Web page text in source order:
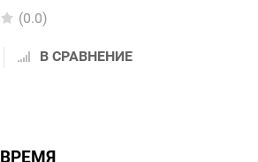
(0.0)
В СРАВНЕНИЕ
ВРЕМЯ